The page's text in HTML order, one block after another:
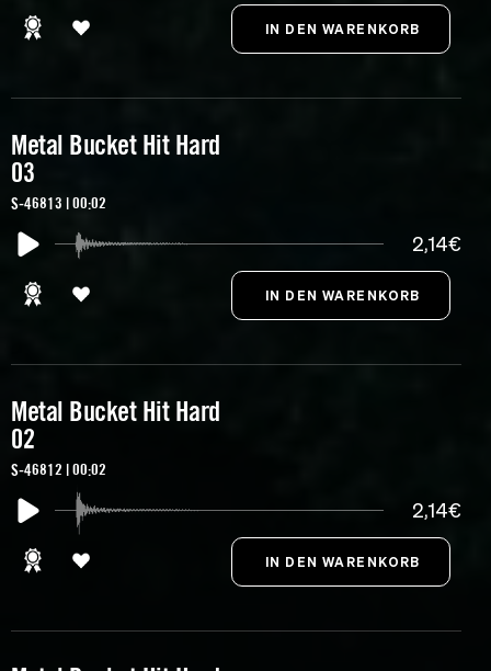
Metal Bucket Hit Hard
03
S-46813 | 00:02
2,14€
Metal Bucket Hit Hard
02
S-46812 | 00:02
2,14€